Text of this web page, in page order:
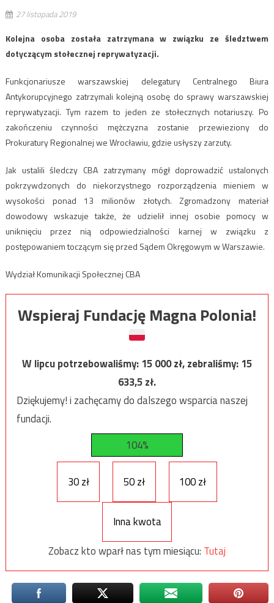
27 listopada 2019
Kolejna osoba została zatrzymana w związku ze śledztwem
dotyczącym stołecznej reprywatyzacji.
Funkcjonariusze warszawskiej delegatury Centralnego Biura
Antykorupcyjnego zatrzymali kolejną osobę do sprawy warszawskiej
reprywatyzacji. Tym razem to jeden ze stołecznych notariuszy. Po
zakończeniu czynności mężczyzna zostanie przewieziony do
Prokuratury Regionalnej we Wrocławiu, gdzie usłyszy zarzuty.
Jak ustalili śledczy CBA zatrzymany mógł doprowadzić ustalonych
pokrzywdzonych do niekorzystnego rozporządzenia mieniem w
wysokości ponad 13 milionów złotych. Zgromadzony materiał
dowodowy wskazuje także, że udzielił innej osobie pomocy w
uniknięciu przez nią odpowiedzialności karnej w związku z
postępowaniem toczącym się przed Sądem Okręgowym w Warszawie.
Wydział Komunikacji Społecznej CBA
Wspieraj Fundację Magna Polonia!
W lipcu potrzebowaliśmy:15 000zł, zebraliśmy:15
633,5zł.
Dziękujemy! i zachęcamy do dalszego wsparcia naszej
fundacji.
104%
30 zł 50 zł 100 zł
Inna kwota
Zobacz kto wparł nas tym miesiącu: Tutaj